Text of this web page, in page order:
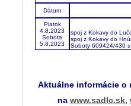
Dátum
Piatok
4.8.2023
Sobota
5.8.2023
spoj z Kokavy do
spoj z Kokavy do
Soboty 609424/430
Aktuálne informácie o
na www.sadlc.sk,